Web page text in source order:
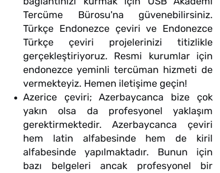
Tercüme Bürosu'na güvenebilirsiniz.
Türkçe Endonezce çeviri ve Endonezce
Türkçe çeviri projelerinizi titizlikle
gerçekleştiriyoruz. Resmi kurumlar için
endonezce yeminli tercüman hizmeti de
vermekteyiz. Hemen iletişime geçin!
Azerice çeviri; Azerbaycanca bize çok
yakın olsa da profesyonel yaklaşım
gerektirmektedir. Azerbaycanca çeviri
hem latin alfabesinde hem de kiril
alfabesinde yapılmaktadır. Bunun için
bazı belgeleri ancak profesyonel bir